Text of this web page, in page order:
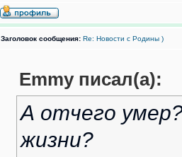
Заголовок сообщения: Re: Новости с Родины )
Emmy писал(а):
А отчего
жизни?